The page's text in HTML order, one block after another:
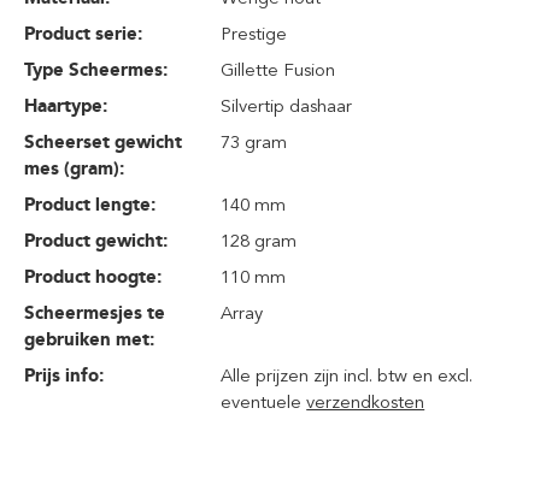
Product serie:
Prestige
Type Scheermes:
Gillette Fusion
Haartype:
Silvertip dashaar
Scheerset gewicht
mes (gram):
73 gram
Product lengte:
140 mm
Product gewicht:
128 gram
Product hoogte:
110 mm
Scheermesjes te
gebruiken met:
Array
Prijs info:
Alle prijzen zijn incl. btw en excl.
eventueleverzendkosten